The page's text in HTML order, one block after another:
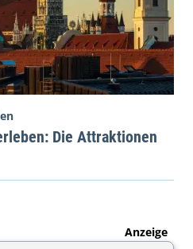
Die Attraktionen
Anzeige